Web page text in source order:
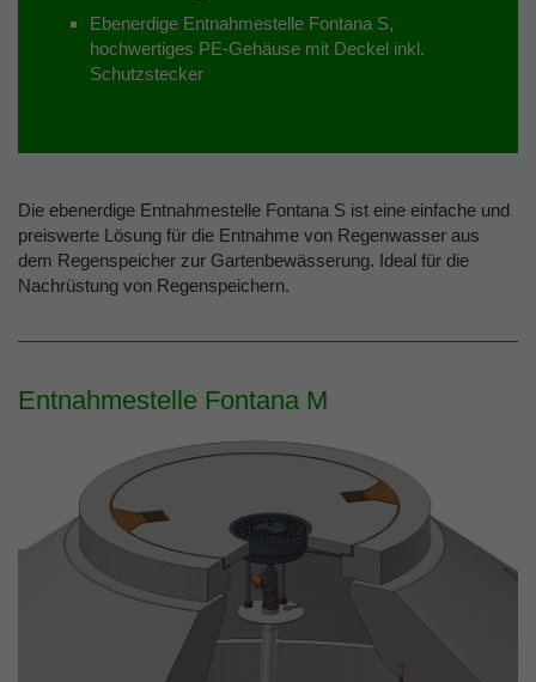
Ebenerdige Entnahmestelle Fontana S,
hochwertiges PE-Gehäuse mit Deckel inkl.
Schutzstecker
Die ebenerdige Entnahmestelle Fontana S ist eine einfache und
preiswerte Lösung für die Entnahme von Regenwasser aus
dem Regenspeicher zur Gartenbewässerung. Ideal für die
Nachrüstung von Regenspeichern.
Entnahmestelle Fontana M